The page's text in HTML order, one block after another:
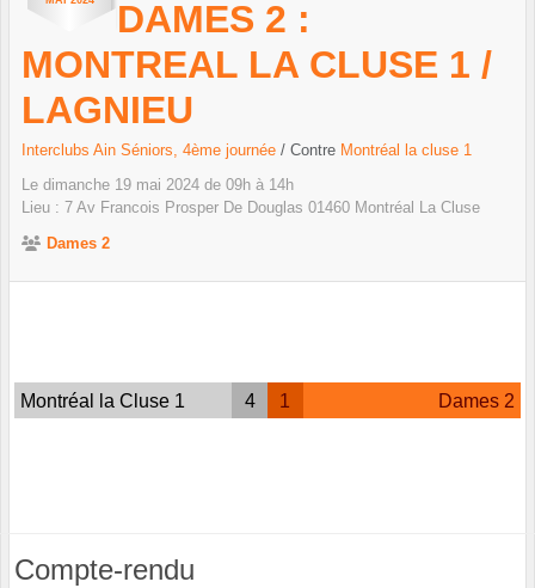
DAMES 2 :
MONTREAL LA CLUSE 1 /
LAGNIEU
Interclubs Ain Séniors, 4ème journée / Contre Montréal la cluse 1
Le dimanche 19 mai 2024 de 09h à 14h
Lieu : 7 Av Francois Prosper De Douglas 01460 Montréal La Cluse
Dames 2
Montréal la Cluse 1 4 1 Dames 2
Compte-rendu